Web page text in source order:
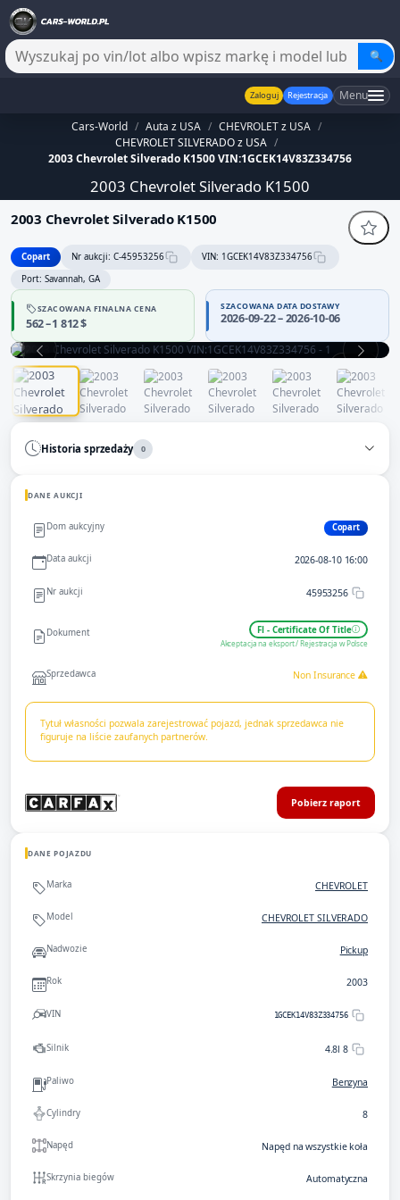
🔍
Zaloguj Rejestracja Menu
Cars-World / Auta z USA / CHEVROLET z USA /
CHEVROLET SILVERADO z USA /
2003 Chevrolet Silverado K1500 VIN:1GCEK14V83Z334756
2003 Chevrolet Silverado K1500
2003 Chevrolet Silverado K1500
Copart Nr aukcji: C-45953256
VIN: 1GCEK14V83Z334756
Port: Savannah, GA
SZACOWANA FINALNA CENA
562 – 1 812 $
SZACOWANA DATA DOSTAWY
2026-09-22 – 2026-10-06
Sprzedawca bez potwierdzonej wiarygodności — część danych
może być niepełna
Zachowaj ostrożność i dokładnie zweryfikuj historię pojazdu.
Historia sprzedaży 0
DANE AUKCJI
Dom aukcyjny Copart
Data aukcji 2026-08-10 16:00
Nr aukcji 45953256
Dokument Fl - Certificate Of Title
Akceptacja na eksport / Rejestracja w Polsce
Sprzedawca Non Insurance
Tytuł własności pozwala zarejestrować pojazd, jednak sprzedawca nie
figuruje na liście zaufanych partnerów.
Pobierz raport
DANE POJAZDU
Marka CHEVROLET
Model CHEVROLET SILVERADO
Nadwozie Pickup
Rok 2003
VIN 1GCEK14V83Z334756
Silnik 4.8l 8
Paliwo Benzyna
Cylindry 8
Napęd Napęd na wszystkie koła
Skrzynia biegów Automatyczna